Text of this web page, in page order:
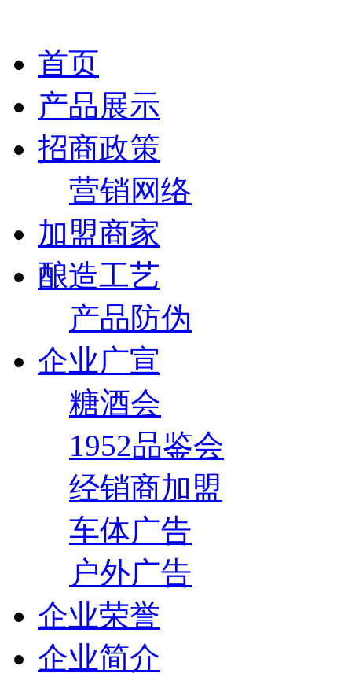
首页
产品展示
招商政策
营销网络
加盟商家
酿造工艺
产品防伪
企业广宣
糖酒会
1952品鉴会
经销商加盟
车体广告
户外广告
企业荣誉
企业简介